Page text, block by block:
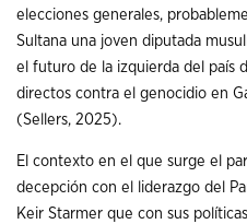
elecciones generales,
Sultana una joven diputada
el futuro de la izquierda del país
directos contra el genocidio en
(Sellers, 2025).
El contexto en el que surge el
decepción con el liderazgo del
Keir Starmer que con sus